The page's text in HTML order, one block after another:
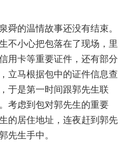
舜的温情故事还没有结束。
不小心把包落在了现场，里
用卡等重要证件，还有部分
立马根据包中的证件信息查
于是第一时间跟郭先生联
考虑到包对郭先生的重要
的居住地址，连夜赶到郭先
先生手中。